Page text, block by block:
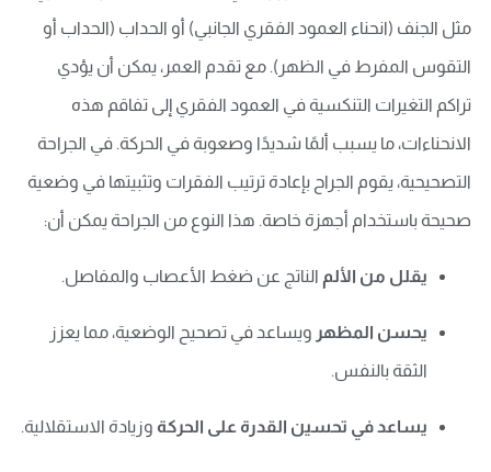
مثل الجنف (انحناء العمود الفقري الجانبي) أو الحداب (الحداب أو
التقوس المفرط في الظهر). مع تقدم العمر، يمكن أن يؤدي
تراكم التغيرات التنكسية في العمود الفقري إلى تفاقم هذه
الانحناءات، ما يسبب ألمًا شديدًا وصعوبة في الحركة. في الجراحة
التصحيحية، يقوم الجراح بإعادة ترتيب الفقرات وتثبيتها في وضعية
صحيحة باستخدام أجهزة خاصة. هذا النوع من الجراحة يمكن أن:
يقلل من الألم الناتج عن ضغط الأعصاب والمفاصل.
يحسن المظهر ويساعد في تصحيح الوضعية، مما يعزز
الثقة بالنفس.
يساعد في تحسين القدرة على الحركة وزيادة الاستقلالية.